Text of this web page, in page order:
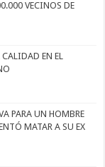
VECINOS DE
EN EL
PARA UN HOMBRE
MATAR A SU EX